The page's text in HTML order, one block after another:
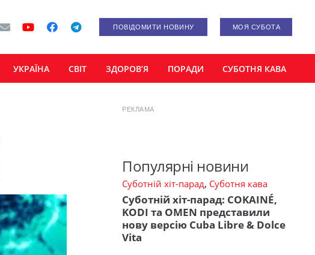
ПОВІДОМИТИ НОВИНУ МОЯ СУБОТА
УКРАЇНА СВІТ ЗДОРОВ’Я ПОРАДИ СУБОТНЯ КАВА
РЕКЛАМА
Популярні новини
Суботній хіт-парад, Суботня кава
Суботній хіт-парад: COKAINÉ,
KODI та OMEN представили
нову версію Cuba Libre & Dolce
Vita